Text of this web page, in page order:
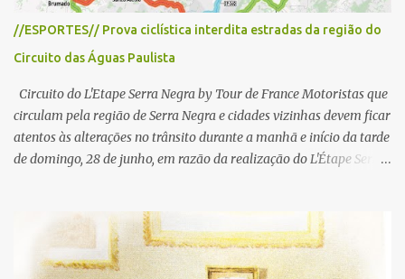
//ESPORTES// Prova ciclística interdita estradas da região do
Circuito das Águas Paulista
Circuito do L'Etape Serra Negra by Tour de France Motoristas que
circulam pela região de Serra Negra e cidades vizinhas devem ficar
atentos às alterações no trânsito durante a manhã e início da tarde
de domingo, 28 de junho, em razão da realização do L'Étape Serra
reunirá atletas de diferentes regiões do país e terá percursos
passando pelos municípios de Serra Negra, Amparo, Monte Alegre
do Sul, Lindoia e Socorro. Para garantir a segurança dos